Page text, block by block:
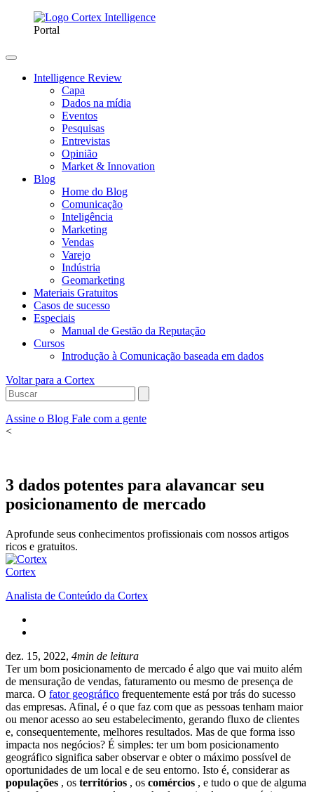
Portal
Intelligence Review
Capa
Dados na mídia
Eventos
Pesquisas
Entrevistas
Opinião
Market & Innovation
Blog
Home do Blog
Comunicação
Inteligência
Marketing
Vendas
Varejo
Indústria
Geomarketing
Materiais Gratuitos
Casos de sucesso
Especiais
Manual de Gestão da Reputação
Cursos
Introdução à Comunicação baseada em dados
Voltar para a Cortex
Assine o Blog Fale com a gente
<
3 dados potentes para alavancar seu
posicionamento de mercado
Aprofunde seus conhecimentos profissionais com nossos artigos
ricos e gratuitos.
Cortex
Analista de Conteúdo da Cortex
dez. 15, 2022, 4min de leitura
Ter um bom posicionamento de mercado é algo que vai muito além
de mensuração de vendas, faturamento ou mesmo de presença de
marca. O fator geográfico frequentemente está por trás do sucesso
das empresas. Afinal, é o que faz com que as pessoas tenham maior
ou menor acesso ao seu estabelecimento, gerando fluxo de clientes
e, consequentemente, melhores resultados. Mas de que forma isso
impacta nos negócios? É simples: ter um bom posicionamento
geográfico significa saber observar e obter o máximo possível de
oportunidades de um local e de seu entorno. Isto é, considerar as
populações , os territórios , os comércios , e tudo o que de alguma